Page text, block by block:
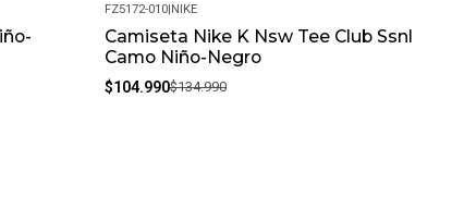
-22%
FZ5172-010|NIKE
Camiseta Nike K Nsw Tee Club Ssnl
Camo Niño-Negro
$104.990$134.990